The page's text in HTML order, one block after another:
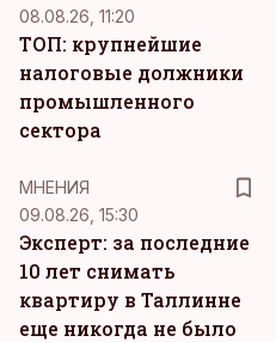
08.08.26, 11:20
ТОП: крупнейшие
налоговые должники
промышленного
сектора
MНЕНИЯ
09.08.26, 15:30
Эксперт: за последние
10 лет снимать
квартиру в Таллинне
еще никогда не было